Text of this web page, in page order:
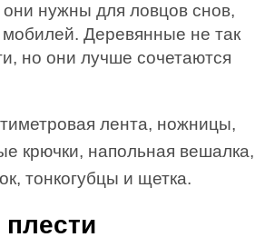
нужны для ловцов снов,
Деревянные не так
но они лучше сочетаются
лента, ножницы,
крючки, напольная вешалка,
тонкогубцы и щетка.